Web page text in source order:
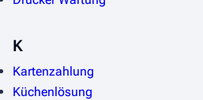
K
Kartenzahlung
Küchenlösung